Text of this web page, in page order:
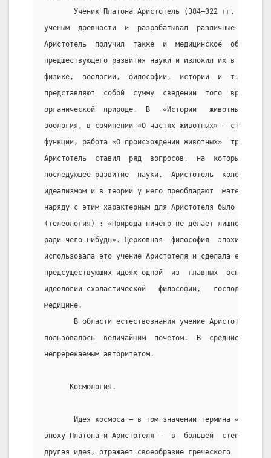
Ученик Платона Аристотель (384—322 гг. до н.
ученым  древности  и  разрабатывал  различные
Аристотель  получил  также  и  медицинское
предшествующего развития науки и изложил их в своих
физике,  зоологии,  философии,  истории  и  т.   п.
представляют  собой  сумму  сведении  того  времени
органической  природе.  В   «Истории   животных»
зоология, в сочинении «О частях животных» —
функции, работа «О происхождении животных»
Аристотель  ставил  ряд  вопросов,  на  которые
последующее развитие  науки.  Аристотель  колебался
идеализмом и в теории у него преобладают
наряду с этим характерным для Аристотеля было
(телеология) : «Природа ничего не делает лишнего...
ради чего-нибудь». Церковная  философия  эпохи
использовала это учение Аристотеля и сделала его
предсуществующих идеях одной  из  главных  основ
идеологии—схоластической   философии,
медицине.
В области естествознания учение Аристотеля в
пользовалось  величайшим  почетом.  В  средние  века
непререкаемым авторитетом.
      Космология.
Идея космоса – в том значении термина
эпоху Платона и Аристотеля –  в  большей  степени,
другая идея, отражает своеобразие греческого